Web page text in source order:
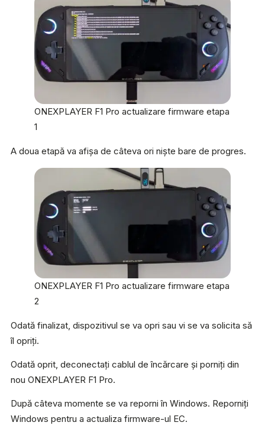
ONEXPLAYER F1 Pro actualizare firmware etapa
1
A doua etapă va afișa de câteva ori niște bare de progres.
ONEXPLAYER F1 Pro actualizare firmware etapa
2
Odată finalizat, dispozitivul se va opri sau vi se va solicita să
îl opriți.
Odată oprit, deconectați cablul de încărcare și porniți din
nou ONEXPLAYER F1 Pro.
După câteva momente se va reporni în Windows. Reporniți
Windows pentru a actualiza firmware-ul EC.